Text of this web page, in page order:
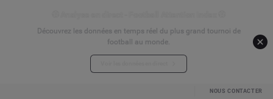
Découvrez les données en temps réel du plus grand tournoi de
football au monde.
NOUS CONTACTER